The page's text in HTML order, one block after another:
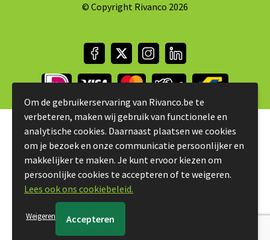
© Copyright Rivanco 2026
Om de gebruikerservaring van Rivanco.be te
verbeteren, maken wij gebruik van functionele en
analytische cookies. Daarnaast plaatsen we cookies
om je bezoek en onze communicatie persoonlijker en
makkelijker te maken. Je kunt ervoor kiezen om
persoonlijke cookies te accepteren of te weigeren.
Lees ook ons cookiebeleid.
Weigeren